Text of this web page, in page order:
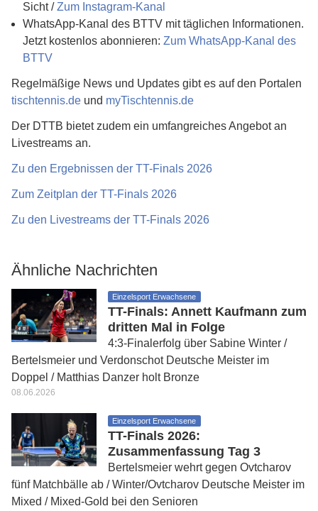
Sicht /Zum Instagram-Kanal
WhatsApp-Kanal des BTTV mit täglichen Informationen.
Jetzt kostenlos abonnieren: Zum WhatsApp-Kanal des
BTTV
Regelmäßige News und Updates gibt es auf den Portalen
tischtennis.de und myTischtennis.de
Der DTTB bietet zudem ein umfangreiches Angebot an
Livestreams an.
Zu den Ergebnissen der TT-Finals 2026
Zum Zeitplan der TT-Finals 2026
Zu den Livestreams der TT-Finals 2026
Ähnliche Nachrichten
Einzelsport Erwachsene
TT-Finals: Annett Kaufmann zum
dritten Mal in Folge
4:3-Finalerfolg über Sabine Winter /
Bertelsmeier und Verdonschot Deutsche Meister im
Doppel / Matthias Danzer holt Bronze
08.06.2026
Einzelsport Erwachsene
TT-Finals 2026:
Zusammenfassung Tag 3
Bertelsmeier wehrt gegen Ovtcharov
fünf Matchbälle ab / Winter/Ovtcharov Deutsche Meister im
Mixed / Mixed-Gold bei den Senioren